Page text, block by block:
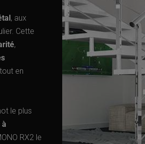
, aux
Cette
,
en
le plus
à
RX2 le